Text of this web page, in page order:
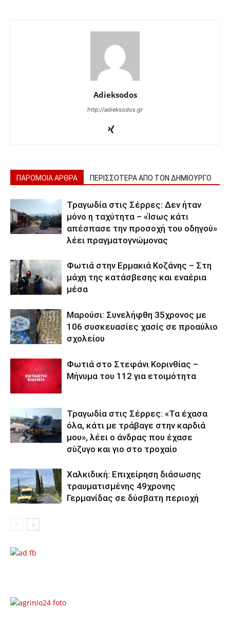
Adieksodos
http://adieksodos.gr
ΠΑΡΟΜΟΙΑ ΑΡΘΡΑ ΠΕΡΙΣΣΟΤΕΡΑ ΑΠΟ ΤΟΝ ΔΗΜΙΟΥΡΓΟ
Τραγωδία στις Σέρρες: Δεν ήταν
μόνο η ταχύτητα – «Ίσως κάτι
απέσπασε την προσοχή του οδηγού»
λέει πραγματογνώμονας
Φωτιά στην Ερμακιά Κοζάνης – Στη
μάχη της κατάσβεσης και εναέρια
μέσα
Μαρούσι: Συνελήφθη 35χρονος με
106 συσκευασίες χασίς σε προαύλιο
σχολείου
Φωτιά στο Στεφάνι Κορινθίας –
Μήνυμα του 112 για ετοιμότητα
Τραγωδία στις Σέρρες: «Τα έχασα
όλα, κάτι με τράβαγε στην καρδιά
μου», λέει ο άνδρας που έχασε
σύζυγο και γιο στο τροχαίο
Χαλκιδική: Επιχείρηση διάσωσης
τραυματισμένης 49χρονης
Γερμανίδας σε δύσβατη περιοχή